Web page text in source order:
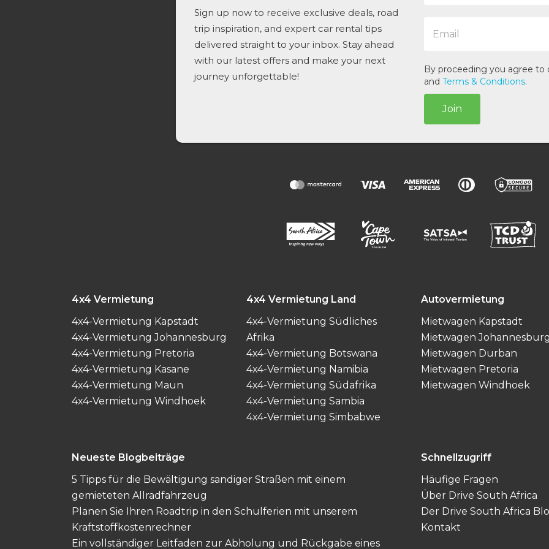
Sign up now to receive exclusive deals, road
trip inspiration, and expert car rental tips
delivered straight to your inbox. Stay ahead
with our latest offers and make your next
journey unforgettable!
l
*
By proceeding you agree to
and Terms & Conditions.
Join
4x4 Vermietung
4x4-Vermietung Kapstadt
4x4-Vermietung Johannesburg
4x4-Vermietung Pretoria
4x4-Vermietung Kasane
4x4-Vermietung Maun
4x4-Vermietung Windhoek
4x4 Vermietung Land
4x4-Vermietung Südliches
Afrika
4x4-Vermietung Botswana
4x4-Vermietung Namibia
4x4-Vermietung Südafrika
4x4-Vermietung Sambia
4x4-Vermietung Simbabwe
Autovermietung
Mietwagen Kapstadt
Mietwagen Johannesburg
Mietwagen Durban
Mietwagen Pretoria
Mietwagen Windhoek
Neueste Blogbeiträge
5 Tipps für die Bewältigung sandiger Straßen mit einem
gemieteten Allradfahrzeug
Planen Sie Ihren Roadtrip in den Schulferien mit unserem
Kraftstoffkostenrechner
Ein vollständiger Leitfaden zur Abholung und Rückgabe eines
Schnellzugriff
Häufige Fragen
Über Drive South Africa
Der Drive South Africa
Kontakt